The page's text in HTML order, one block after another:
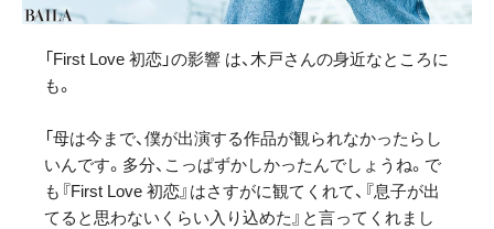
「First Love 初恋」の影響 は、木戸さんの身近なところに
も。
「母は今まで、僕が出演する作品が観られなかったらし
いんです。多分、こっぱずかしかったんでしょうね。で
も『First Love 初恋』はさすがに観てくれて、『息子が出
てると思わないくらい入り込めた』と言ってくれまし